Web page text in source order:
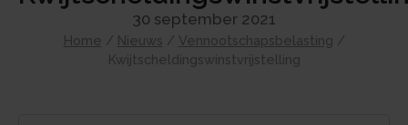
30 september 2021
Home / Nieuws / Vennootschapsbelasting /
Kwijtscheldingswinstvrijstelling